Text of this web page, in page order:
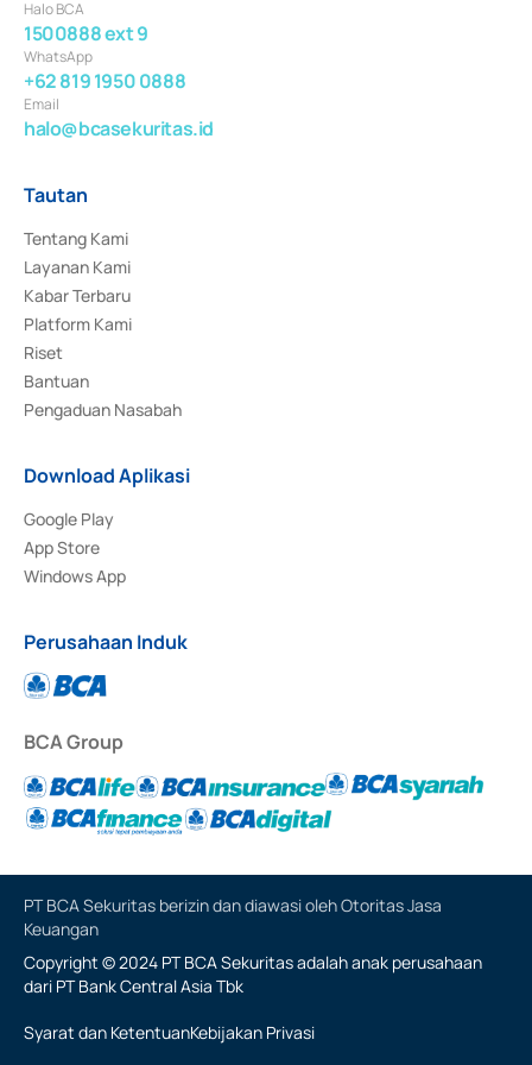
Halo BCA
1500888 ext 9
WhatsApp
+62 819 1950 0888
Email
halo@bcasekuritas.id
Tautan
Tentang Kami
Layanan Kami
Kabar Terbaru
Platform Kami
Riset
Bantuan
Pengaduan Nasabah
Download Aplikasi
Google Play
App Store
Windows App
Perusahaan Induk
BCA Group
PT BCA Sekuritas berizin dan diawasi oleh Otoritas Jasa
Keuangan
Copyright © 2024 PT BCA Sekuritas adalah anak perusahaan
dari PT Bank Central Asia Tbk
Syarat dan KetentuanKebijakan Privasi